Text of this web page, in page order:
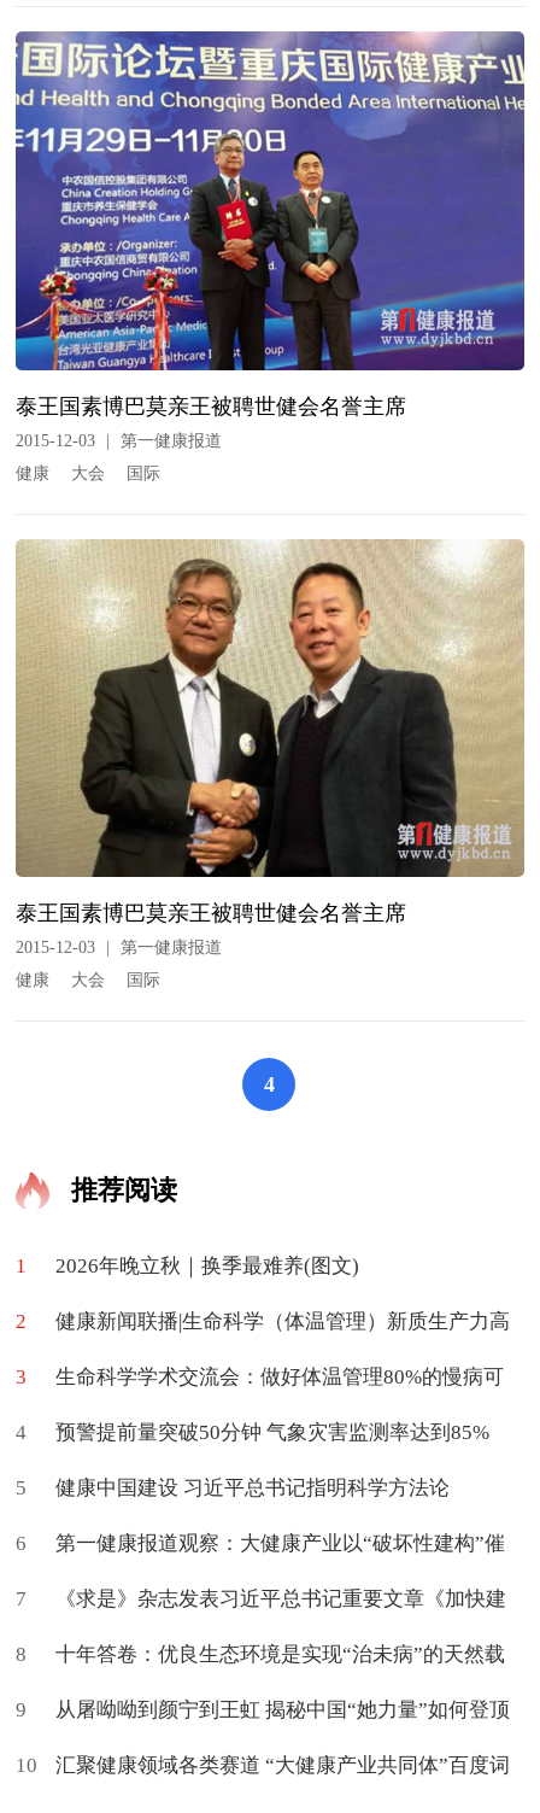
泰王国素博巴莫亲王被聘世健会名誉主席
2015-12-03 |
第一健康报道
健康
大会 国际
泰王国素博巴莫亲王被聘世健会名誉主席
2015-12-03
第一健康报道
健康
大会 国际
4
推荐阅读
1 2026年晚立秋｜换季最难养(图文)
2 健康新闻联播|生命科学（体温管理）新质生产力高
质量学术交流会在京举办
3 生命科学学术交流会：做好体温管理80%的慢病可
促进治愈
4 预警提前量突破50分钟 气象灾害监测率达到85%
5 健康中国建设 习近平总书记指明科学方法论
6 第一健康报道观察：大健康产业以“破坏性建构”催
生新命题
7 《求是》杂志发表习近平总书记重要文章《加快建
设健康中国》
8 十年答卷：优良生态环境是实现“治未病”的天然载
体
9 从屠呦呦到颜宁到王虹 揭秘中国“她力量”如何登顶
世界
10 汇聚健康领域各类赛道 “大健康产业共同体”百度词